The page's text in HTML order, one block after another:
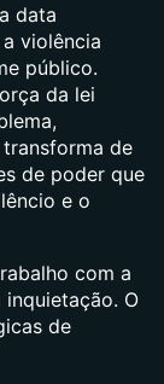
data
violência
público.
da lei
de
de poder que
e o
com a
O
de